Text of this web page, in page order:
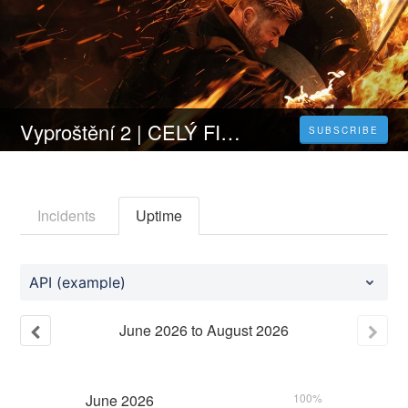
Vyproštění 2 | CELÝ FILM [2023] 𝐎𝐍𝐋𝐈𝐍𝐄 ZDARMA CZ/SK DABING I TITULKY SUBSCRIBE
Incidents Uptime
API (example)
June2026toAugust2026
June2026 100%